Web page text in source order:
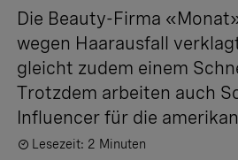
Die Beauty-Firma
wegen Haarausfall
gleicht zudem einem
Trotzdem arbeiten auch
Influencer für die
Lesezeit: 2 Minuten